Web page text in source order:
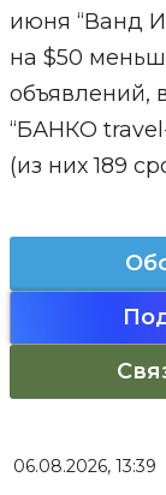
июня “Ванд
на $50
объявлений,
“БАНКО
(из них 189
06.08.2026, 13:39